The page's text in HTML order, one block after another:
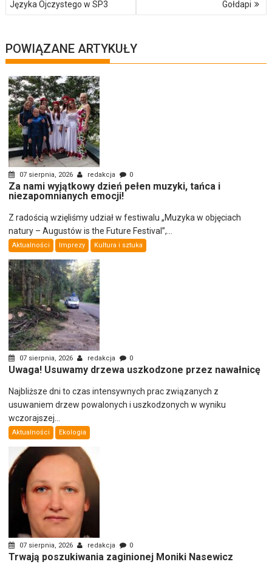
Języka Ojczystego w SP3
Gołdapi
POWIĄZANE ARTYKUŁY
07 sierpnia, 2026 redakcja 0
Za nami wyjątkowy dzień pełen muzyki, tańca i
niezapomnianych emocji!
Z radością wzięliśmy udział w festiwalu „Muzyka w objęciach
natury – Augustów is the Future Festival”,...
Aktualności Imprezy Kultura i sztuka
07 sierpnia, 2026 redakcja 0
Uwaga! Usuwamy drzewa uszkodzone przez nawałnicę
Najbliższe dni to czas intensywnych prac związanych z
usuwaniem drzew powalonych i uszkodzonych w wyniku
wczorajszej...
Aktualności Ekologia
07 sierpnia, 2026 redakcja 0
Trwają poszukiwania zaginionej Moniki Nasewicz